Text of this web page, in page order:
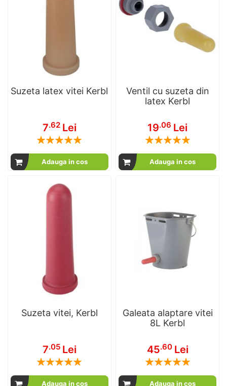
Suzeta latex vitei Kerbl
7.62 Lei
Rating:
Adauga in cos
Ventil cu suzeta din
latex Kerbl
19.06 Lei
Rating:
Adauga in cos
Suzeta vitei, Kerbl
7.05 Lei
Rating:
Adauga in cos
Galeata alaptare vitei
8L Kerbl
45.60 Lei
Rating:
Adauga in cos